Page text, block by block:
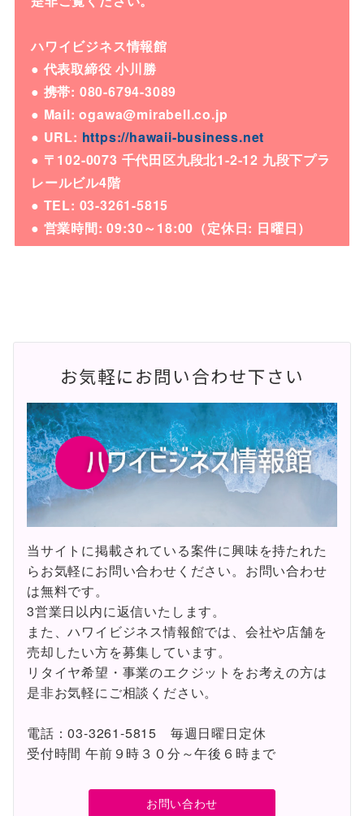
ハワイビジネス情報館
● 代表取締役 小川勝
● 携帯: 080-6794-3089
● Mail: ogawa@mirabell.co.jp
● URL: https://hawaii-business.net
● 〒102-0073 千代田区九段北1-2-12 九段下プラ
レールビル4階
● TEL: 03-3261-5815
● 営業時間: 09:30～18:00（定休日: 日曜日）
お気軽にお問い合わせ下さい
当サイトに掲載されている案件に興味を持たれた
らお気軽にお問い合わせください。お問い合わせ
は無料です。
3営業日以内に返信いたします。
また、ハワイビジネス情報館では、会社や店舗を
売却したい方を募集しています。
リタイヤ希望・事業のエクジットをお考えの方は
是非お気軽にご相談ください。
電話：03-3261-5815 毎週日曜日定休
受付時間 午前９時３０分～午後６時まで
お問い合わせ